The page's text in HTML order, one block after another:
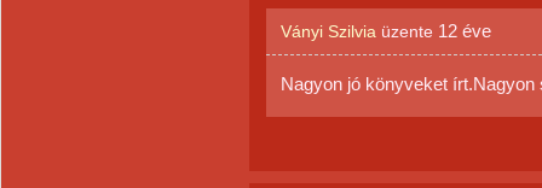
Ványi Szilvia üzente 12 éve
Nagyon jó könyveket írt.Nagyon